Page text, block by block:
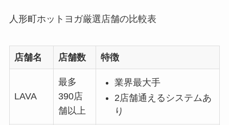
人形町ホットヨガ厳選店舗の比較表
店舗名 店舗数 特徴
LAVA
最多
390店
舗以上
業界最大手
2店舗通えるシステムあ
り